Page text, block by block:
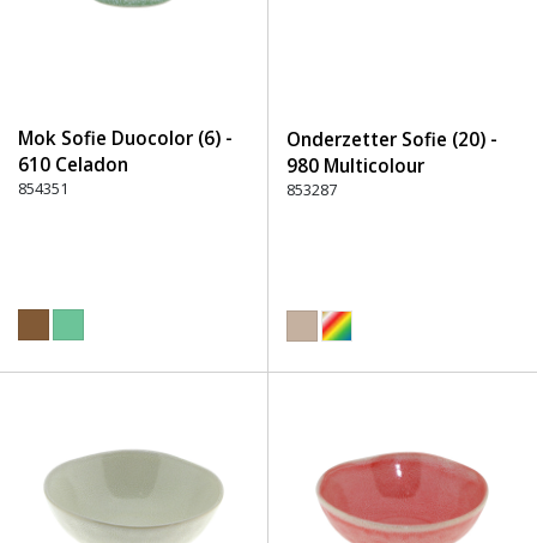
Mok Sofie Duocolor (6) -
610 Celadon
854351
Onderzetter Sofie (20) -
980 Multicolour
853287